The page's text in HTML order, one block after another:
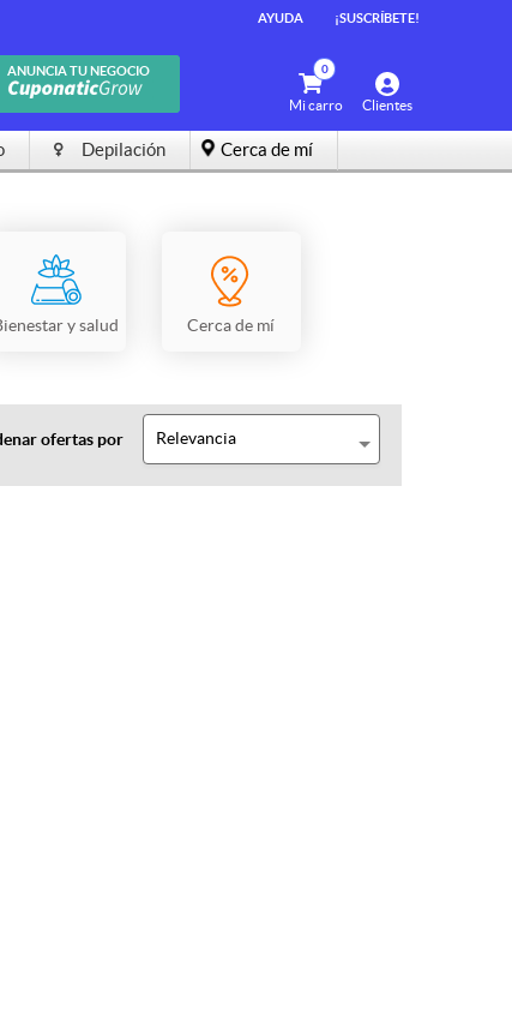
AYUDA ¡SUSCRÍBETE!
ANUNCIA TU NEGOCIO
Clientes
0
Mi carro
Depilación Cerca de mí
y salud Cerca de mí
ofertas por Relevancia